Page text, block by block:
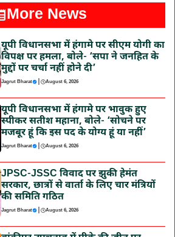
More News
यूपी विधानसभा में हंगामे पर सीएम योगी का
विपक्ष पर हमला, बोले- ‘सपा ने जनहित के
मुद्दों पर चर्चा नहीं होने दी’
Jagrut Bharat | August 6, 2026
यूपी विधानसभा में हंगामे पर भावुक हुए
स्पीकर सतीश महाना, बोले- ‘सोचने पर
मजबूर हूं कि इस पद के योग्य हूं या नहीं’
Jagrut Bharat | August 6, 2026
JPSC-JSSC विवाद पर झुकी हेमंत
सरकार, छात्रों से वार्ता के लिए चार मंत्रियों
की समिति गठित
Jagrut Bharat | August 6, 2026